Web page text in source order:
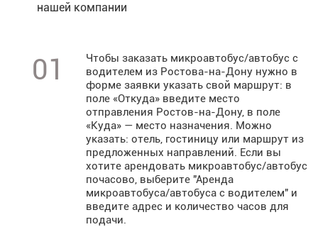
нашей компании
01
Чтобы заказать микроавтобус/автобус с
водителем из Ростова-на-Дону нужно в
форме заявки указать свой маршрут: в
поле «Откуда» введите место
отправления Ростов-на-Дону, в поле
«Куда» — место назначения. Можно
указать: отель, гостиницу или маршрут из
предложенных направлений. Если вы
хотите арендовать микроавтобус/автобус
почасово, выберите "Аренда
микроавтобуса/автобуса с водителем" и
введите адрес и количество часов для
подачи.